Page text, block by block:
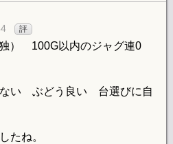
評
） 100G以内のジャグ連0
ない ぶどう良い 台選びに自
たね。